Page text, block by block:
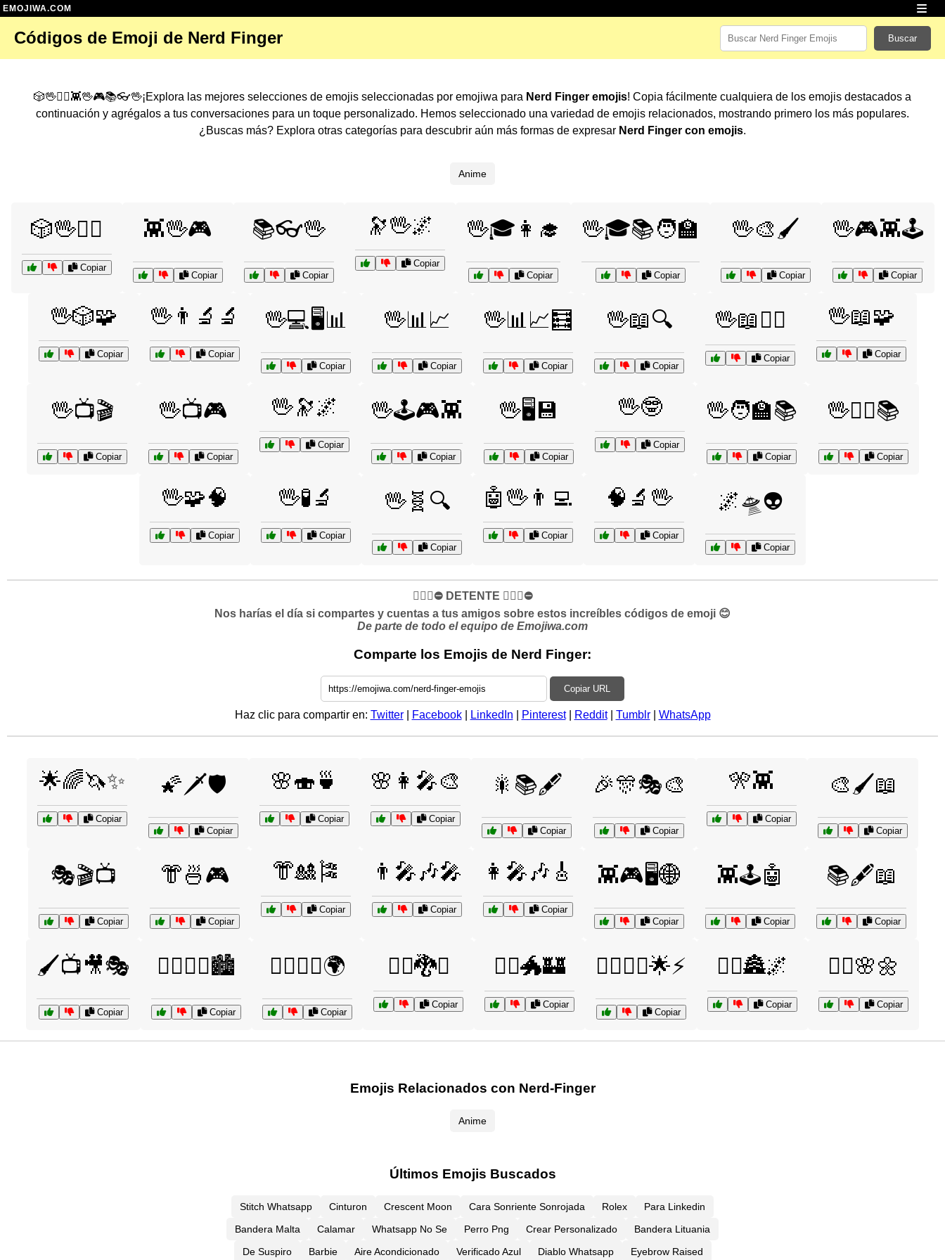
EMOJIWA.COM
Códigos de Emoji de Nerd Finger Buscar
🎲🖖🧙‍♂️👾🖖🎮📚👓🖖¡Explora las mejores selecciones de emojis seleccionadas por emojiwa para Nerd Finger emojis! Copia fácilmente cualquiera de los emojis destacados a
continuación y agrégalos a tus conversaciones para un toque personalizado. Hemos seleccionado una variedad de emojis relacionados, mostrando primero los más populares.
¿Buscas más? Explora otras categorías para descubrir aún más formas de expresar Nerd Finger con emojis.
Anime
🎲🖖🧙‍♂️
Copiar
👾🖖🎮
Copiar
📚👓🖖
Copiar
🔭🖖🌌
Copiar
🖖🎓👩‍🎓
Copiar
🖖🎓📚🧑‍🏫
Copiar
🖖🎨🖌️
Copiar
🖖🎮👾🕹️
Copiar
🖖🎲🧩
Copiar
🖖👨‍🔬🔬
Copiar
🖖💻🖥️📊
Copiar
🖖📊📈
Copiar
🖖📊📈🧮
Copiar
🖖📖🔍
Copiar
🖖📖🧙‍♂️
Copiar
🖖📖🧩
Copiar
🖖📺🎬
Copiar
🖖📺🎮
Copiar
🖖🔭🌌
Copiar
🖖🕹️🎮👾
Copiar
🖖🖥️💾
Copiar
🖖🤓
Copiar
🖖🧑‍🏫📚
Copiar
🖖🧙‍♀️📚
Copiar
🖖🧩🧠
Copiar
🖖🧪🔬
Copiar
🖖🧬🔍
Copiar
🤖🖖👨‍💻
Copiar
🧠🔬🖖
Copiar
🌌🛸👽
Copiar
✋🏻🛑⛔️ DETENTE ✋🏻🛑⛔️
Nos harías el día si compartes y cuentas a tus amigos sobre estos increíbles códigos de emoji 😊
De parte de todo el equipo de Emojiwa.com
Comparte los Emojis de Nerd Finger:
Copiar URL
Haz clic para compartir en: Twitter| Facebook| LinkedIn Pinterest| Reddit| Tumblr| WhatsApp
🌟🌈🦄✨
Copiar
🌠🗡️🛡️
Copiar
🌸🍣🍵
Copiar
🌸👩‍🎤🎨
Copiar
🎇📚🖋️
Copiar
🎉🎊🎭🎨
Copiar
🎌👾
Copiar
🎨🖌️📖
Copiar
🎭🎬📺
Copiar
👘🍜🎮
Copiar
👘🎎🎏
Copiar
👨‍🎤🎶🎤
Copiar
👩‍🎤🎶🎸
Copiar
👾🎮🖥️🌐
Copiar
👾🕹️🤖
Copiar
📚🖋️📖
Copiar
🖌️📺🎥🎭
Copiar
🦸‍♀️🦹‍♂️🏙️
Copiar
🧙‍♀️🦸‍♂️🌍
Copiar
🧙‍♂️🐉⚔️
Copiar
🧙‍♂️🐲🏰
Copiar
🧙‍♂️🧝‍♀️🌟⚡
Copiar
🧚‍♀️🏯🌌
Copiar
🧚‍♂️🌸🌼
Copiar
Emojis Relacionados con Nerd-Finger
Anime
Últimos Emojis Buscados
Stitch Whatsapp Cinturon Crescent Moon Cara Sonriente Sonrojada Rolex
Para Linkedin
Bandera Malta
Calamar Whatsapp No Se Perro Png Crear Personalizado
Bandera Lituania
De Suspiro
Barbie Aire Acondicionado Verificado Azul Diablo Whatsapp Eyebrow Raised